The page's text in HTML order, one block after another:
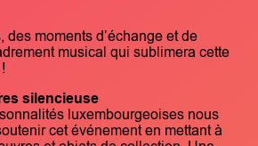
des moments d’échange et de
musical qui sublimera cette
silencieuse
luxembourgeoises nous
cet événement en mettant à